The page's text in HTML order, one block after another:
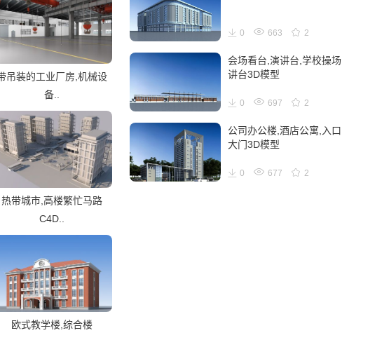
吊装的工业厂房,机械设
备..
热带城市,高楼繁忙马路
C4D..
欧式教学楼,综合楼
0 663 2
会场看台,演讲台,学校操场
讲台3D模型
0 697 2
公司办公楼,酒店公寓,入口
大门3D模型
0 677 2